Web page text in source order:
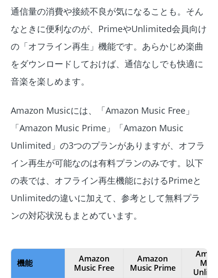
通信量の消費や接続不良が気になることも。そん
なときに便利なのが、PrimeやUnlimited会員向け
の「オフライン再生」機能です。あらかじめ楽曲
をダウンロードしておけば、通信なしでも快適に
音楽を楽しめます。
Amazon Musicには、「Amazon Music Free」
「Amazon Music Prime」「Amazon Music
Unlimited」の3つのプランがありますが、オフラ
イン再生が可能なのは有料プランのみです。以下
の表では、オフライン再生機能におけるPrimeと
Unlimitedの違いに加えて、参考として無料プラ
ンの対応状況もまとめています。
機能
Amazon
Music Free
Amazon
Music Prime